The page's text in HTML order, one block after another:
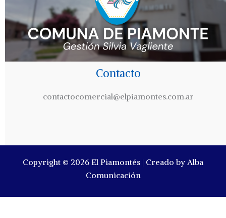
Contacto
contactocomercial@elpiamontes.com.ar
Copyright © 2026 El Piamontés | Creado by Alba
Comunicación